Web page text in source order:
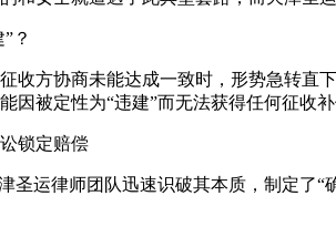
？
收方协商未能达成一致时，形势急转
被定性为“违建”而无法获得任何征收补
锁定赔偿
圣运律师团队迅速识破其本质，制定了